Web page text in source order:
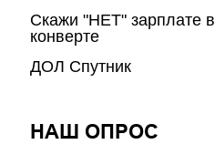
Скажи "НЕТ" зарплате в
конверте
ДОЛ Спутник
НАШ ОПРОС